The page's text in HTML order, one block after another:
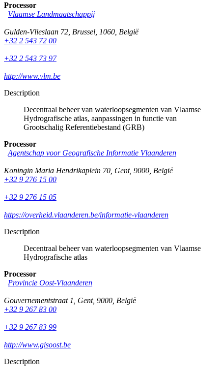
Processor
Vlaamse Landmaatschappij
Gulden-Vlieslaan 72 Brussel 1060 België
+32 2 543 72 00
+32 2 543 73 97
http://www.vlm.be
Description
Decentraal beheer van waterloopsegmenten van Vlaamse
Hydrografische atlas, aanpassingen in functie van
Grootschalig Referentiebestand (GRB)
Processor
Agentschap voor Geografische Informatie Vlaanderen
Koningin Maria Hendrikaplein 70 Gent, 9000 België
+32 9 276 15 00
+32 9 276 15 05
https://overheid.vlaanderen.be/informatie-vlaanderen
Description
Decentraal beheer van waterloopsegmenten van Vlaamse
Hydrografische atlas
Processor
Provincie Oost-Vlaanderen
Gouvernementstraat 1 Gent, 9000 België
+32 9 267 83 00
+32 9 267 83 99
http://www.gisoost.be
Description